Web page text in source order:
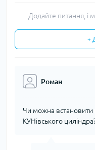
Додайте питання, і
+
Роман
Чи можна встановити
КУНівського